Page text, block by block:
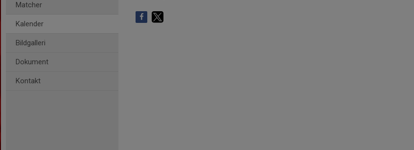
Matcher
Kalender
Bildgalleri
Dokument
Kontakt